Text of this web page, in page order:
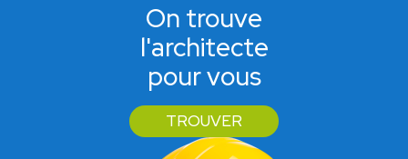
On trouve
l'architecte
pour vous
TROUVER